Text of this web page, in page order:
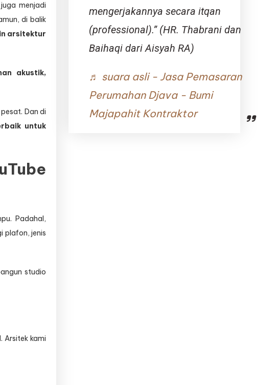
menjadi
di balik
arsitektur
akustik,
Dan di
untuk
Padahal,
plafon, jenis
studio
Arsitek kami
mengerjakannya secara itqan
(professional).” (HR. Thabrani dan
Baihaqi dari Aisyah RA)
♬ suara asli - Jasa Pemasaran
Perumahan Djava - Bumi
Majapahit Kontraktor